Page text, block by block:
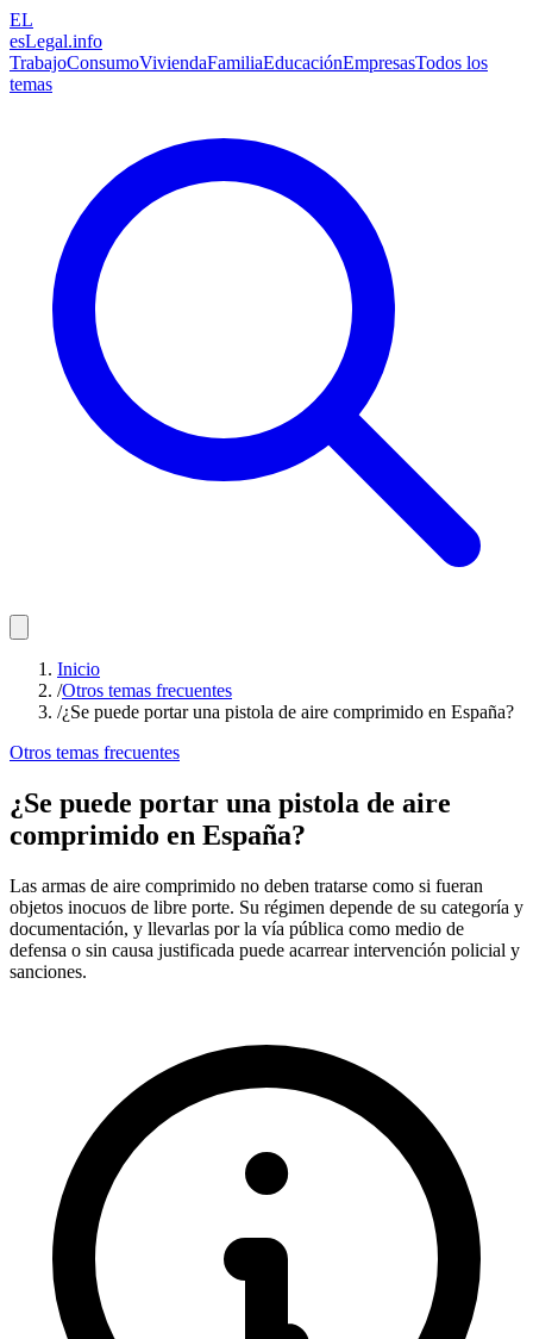
EL
esLegal.info
TrabajoConsumoViviendaFamiliaEducaciónEmpresasTodos los
temas
Inicio
/Otros temas frecuentes
/¿Se puede portar una pistola de aire comprimido en España?
Otros temas frecuentes
¿Se puede portar una pistola de aire
comprimido en España?
Las armas de aire comprimido no deben tratarse como si fueran
objetos inocuos de libre porte. Su régimen depende de su categoría y
documentación, y llevarlas por la vía pública como medio de
defensa o sin causa justificada puede acarrear intervención policial y
sanciones.